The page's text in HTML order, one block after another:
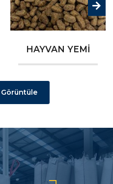
HAYVAN YEMİ